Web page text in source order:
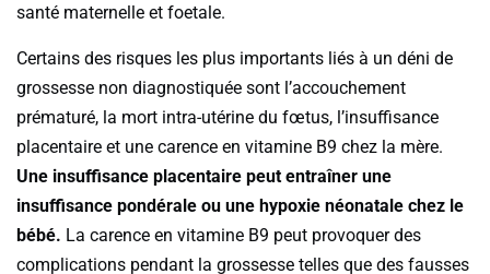
santé maternelle et foetale.
Certains des risques les plus importants liés à un déni de
grossesse non diagnostiquée sont l’accouchement
prématuré, la mort intra-utérine du fœtus, l’insuffisance
placentaire et une carence en vitamine B9 chez la mère.
Une insuffisance placentaire peut entraîner une
insuffisance pondérale ou une hypoxie néonatale chez le
bébé. La carence en vitamine B9 peut provoquer des
complications pendant la grossesse telles que des fausses